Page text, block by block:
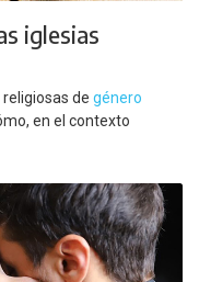
iglesias
de género
en el contexto